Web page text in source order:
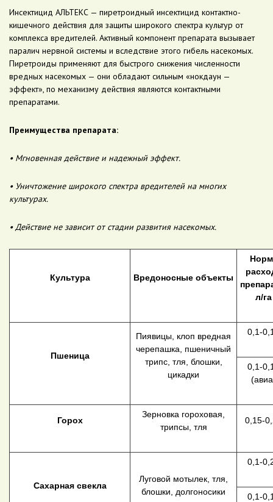
Инсектицид АЛЬТЕКС — пиретроидный инсектицид контактно-
кишечного действия для защиты широкого спектра культур от
комплекса вредителей. Активный компонент препарата вызывает
паралич нервной системы и вследствие этого гибель насекомых.
Пиретроиды применяют для быстрого снижения численности
вредных насекомых — они обладают сильным «нокдаун —
эффект», по механизму действия являются контактными
препаратами.
Преимущества препарата:
• Мгновенная действие и надежный эффект.
• Уничтожение широкого спектра вредителей на многих
культурах.
• Действие не зависит от стадии развития насекомых.
Культура Вредоносные объекты
л/га
Пшеница
Пиявицы, клоп вредная
черепашка, пшеничный
трипс, тля, блошки,
цикадки
0,1-
0,1-
Горох
Зерновка гороховая,
трипсы, тля
0,15-
Сахарная свекла
Луговой мотылек, тля,
блошки, долгоносики
0,1-
0,1-